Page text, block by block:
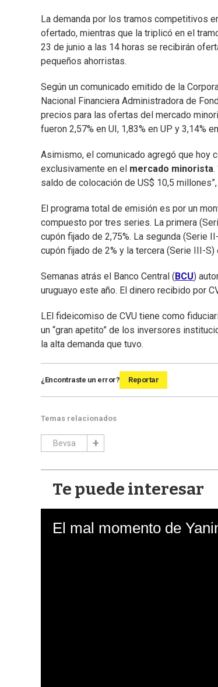
La demanda por los tramos competitivos
ofertado, mientras que la triplicó en el
23 de junio a las 14 horas se recibirán
pequeños ahorristas.
Según un comunicado emitido de la
Nacional Financiera Administradora de
precios para las ofertas del mercado
fueron 2,57% en UI, 1,83% en UP y 3,14%
Asimismo, el comunicado agregó que hoy
exclusivamente en el mercado minorista.
saldo de colocación de US$ 10,5
El programa total de emisión es por un
compuesto por tres series. La primera
cupón fijado de 2,75%. La segunda (Serie
cupón fijado de 2% y la tercera (Serie III-
Semanas atrás el Banco Central ( BCU)
uruguayo este año. El dinero recibido por
LEl fideicomiso de CVU tiene como
un “gran apetito” de los inversores
la alta demanda que tuvo.
¿Encontraste un error? Reportar
Temas relacionados
Bevsa
Te puede interesar